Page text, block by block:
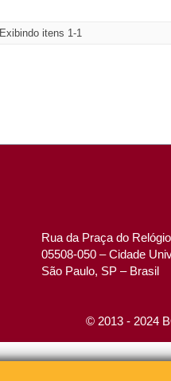
Exibindo itens 1-1
Rua da Praça do
05508-050 – Cidade
São Paulo, SP – Brasil
© 2013 - 2024